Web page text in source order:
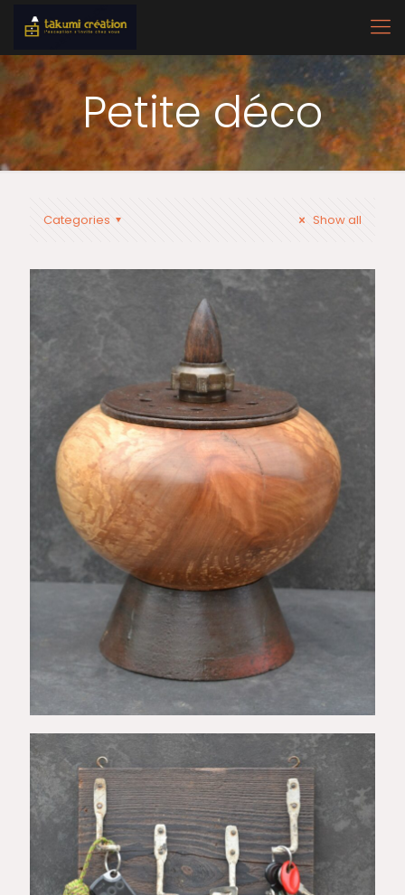
Petite déco
Categories Show all